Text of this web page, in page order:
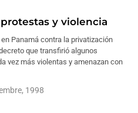
y violencia
Panamá contra la privatización
que transfirió algunos
vez más violentas y amenazan con
1998